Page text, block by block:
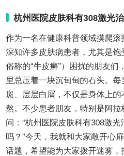
杭州医院皮肤科有308激光
作为一名在健康科普领域摸爬
深知许多皮肤病患者，尤其是
俗称的“牛皮癣”）困扰的朋友们
里总压着一块沉甸甸的石头。
斑、层层白屑，不仅是身体上
熬。不少患者朋友，特别是阿
问：“杭州医院皮肤科有308激光
吗？”今天，我就和大家敞开心
话题，希望能为大家拨开迷雾，